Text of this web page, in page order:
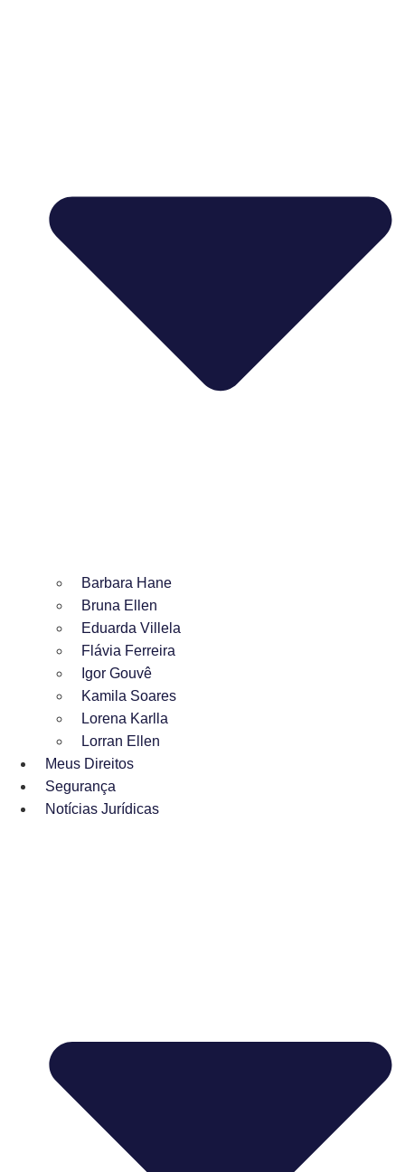
Barbara Hane
Bruna Ellen
Eduarda Villela
Flávia Ferreira
Igor Gouvê
Kamila Soares
Lorena Karlla
Lorran Ellen
Meus Direitos
Segurança
Notícias Jurídicas